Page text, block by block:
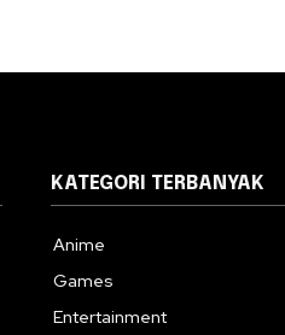
KATEGORI TERBANYAK
Anime
Games
Entertainment